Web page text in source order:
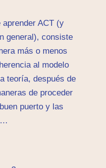
aprender ACT (y
general), consiste
más o menos
al modelo
teoría, después de
de proceder
puerto y las